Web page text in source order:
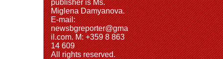
publisher is Ms.
Miglena Damyanova.
Е-mail:
newsbgreporter@gma
il.com. M: +359 8 863
14 609
All rights reserved.